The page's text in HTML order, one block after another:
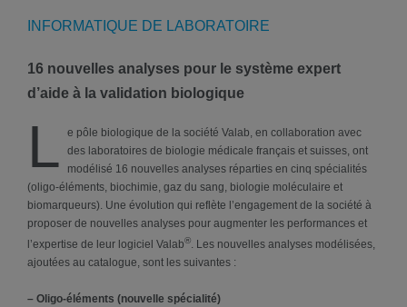
INFORMATIQUE DE LABORATOIRE
16 nouvelles analyses pour le système expert
d’aide à la validation biologique
L
e pôle biologique de la société Valab, en collaboration avec
des laboratoires de biologie médicale français et suisses, ont
modélisé 16 nouvelles analyses réparties en cinq spécialités
(oligo-éléments, biochimie, gaz du sang, biologie moléculaire et
biomarqueurs). Une évolution qui reflète l’engagement de la société à
proposer de nouvelles analyses pour augmenter les performances et
l’expertise de leur logiciel Valab®. Les nouvelles analyses modélisées,
ajoutées au catalogue, sont les suivantes :
– Oligo-éléments (nouvelle spécialité)